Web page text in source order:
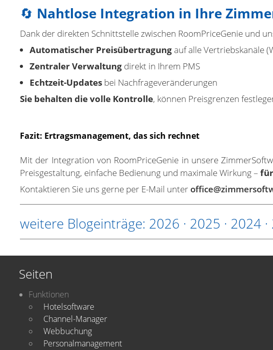
🔄 Nahtlose Integration in Ihre
Dank der direkten Schnittstelle zwischen RoomPriceGenie und
Automatischer Preisübertragungauf alle Vertriebskanäle
Zentraler Verwaltung direkt in Ihrem PMS
Echtzeit-Updates bei Nachfrageveränderungen
Sie behalten die volle Kontrolle, können Preisgrenzen
Fazit: Ertragsmanagement, das sich rechnet
Mit der Integration von RoomPriceGenie in unsere
Preisgestaltung, einfache Bedienung und maximale Wirkung –
Kontaktieren Sie uns gerne per E-Mail unter
weitere Blogeinträge: 2026 · 2025 · 2024 ·
Seiten
Funktionen
Hotelsoftware
Channel-Manager
Webbuchung
Personalmanagement